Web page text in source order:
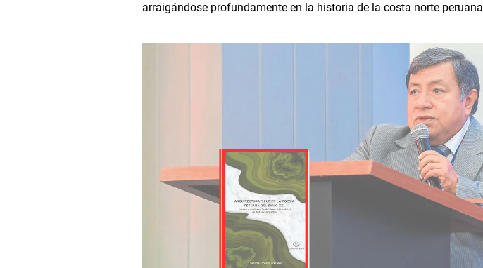
arraigándose profundamente en la historia de la costa norte peruana